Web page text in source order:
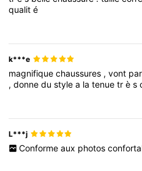
qualité
k***e
magnifiquechaussures ,vont
,donnedustylea latenuetrès
L***j
Conforme aux photos